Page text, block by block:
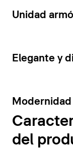
14
Unidad
15
Elegante y
10
del